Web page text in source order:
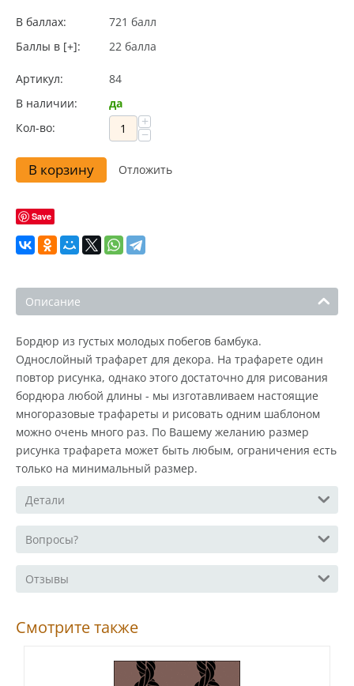
В баллах:
721 балл
Баллы в [+]:
22 балла
Артикул:
84
В наличии:
да
Кол-во:
+
−
В корзину Отложить
Save
Описание
Бордюр из густых молодых побегов бамбука.
Однослойный трафарет для декора. На трафарете один
повтор рисунка, однако этого достаточно для рисования
бордюра любой длины - мы изготавливаем настоящие
многоразовые трафареты и рисовать одним шаблоном
можно очень много раз. По Вашему желанию размер
рисунка трафарета может быть любым, ограничения есть
только на минимальный размер.
Детали
Вопросы?
Отзывы
Смотрите также